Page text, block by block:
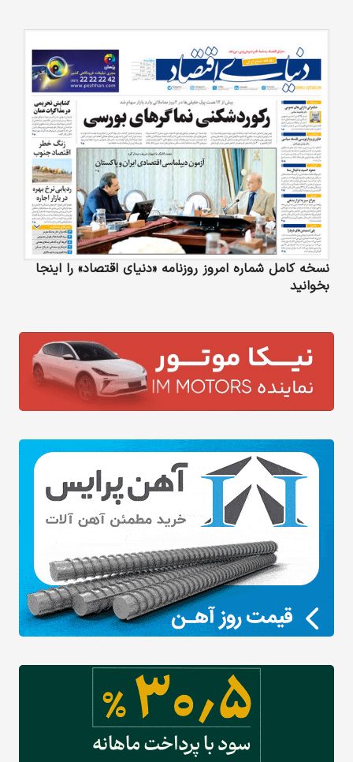
نسخه کامل شماره امروز روزنامه «دنیای‌ اقتصاد» را اینجا
بخوانید